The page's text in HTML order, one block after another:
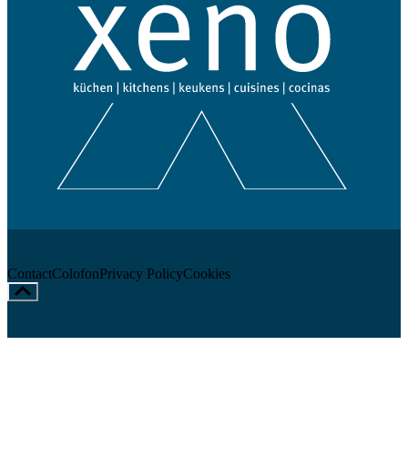
ContactColofonPrivacy PolicyCookies